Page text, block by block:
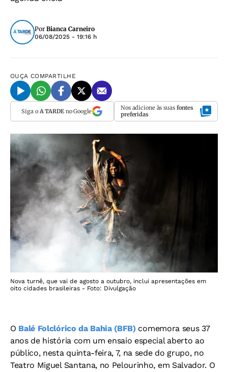
Por Bianca Carneiro
06/08/2025 - 19:16 h
OUÇA COMPARTILHE
Siga o A TARDEno Google Nos adicione às suas fontes
preferidas
Nova turnê, que vai de agosto a outubro, inclui apresentações em
oito cidades brasileiras - Foto: Divulgação
O Balé Folclórico da Bahia (BFB)comemora seus 37
anos de história com um ensaio especial aberto ao
público, nesta quinta-feira, 7, na sede do grupo, no
Teatro Miguel Santana, no Pelourinho, em Salvador. O